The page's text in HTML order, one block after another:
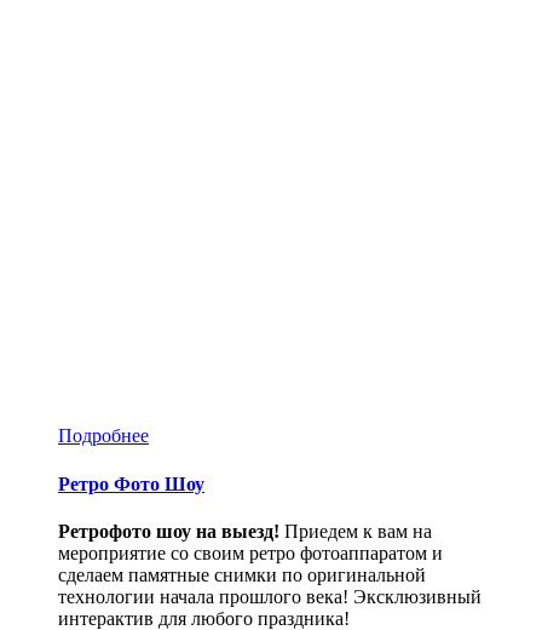
Подробнее
Ретро Фото Шоу
Ретрофото шоу на выезд! Приедем к вам на
мероприятие со своим ретро фотоаппаратом и
сделаем памятные снимки по оригинальной
технологии начала прошлого века! Эксклюзивный
интерактив для любого праздника!